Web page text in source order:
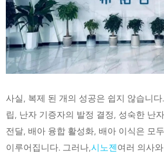
사실, 복제 된 개의 성공은 쉽지 않습니
립, 난자 기증자의 발정 결정, 성숙한 난
전달, 배아 융합 활성화, 배아 이식은 모
이루어집니다. 그러나,시노젠여러 의사